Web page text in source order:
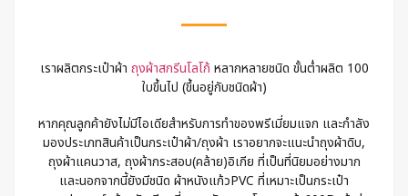
เราผลิตกระเป๋าผ้า ถุงผ้าสกรีนโลโก้ หลากหลายชนิด ขั้นต่ำผลิต 100
ใบขึ้นไป (ขึ้นอยู่กับชนิดผ้า)
หากคุณลูกค้ายังไม่มีไอเดียสำหรับการทำของพรีเมี่ยมแจก และกำลัง
มองประเภทสินค้าเป็นกระเป๋าผ้า/ถุงผ้า เราอยากจะแนะนำถุงผ้าดิบ,
ถุงผ้าแคนวาส, ถุงผ้ากระสอบ(คล้าย)อิเกีย ที่เป็นที่นิยมอย่างมาก
และนอกจากนี้ยังมีชนิด ผ้าหนังแก้วPVC ที่เหมาะเป็นกระเป๋า